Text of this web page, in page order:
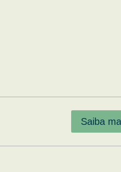
Saiba